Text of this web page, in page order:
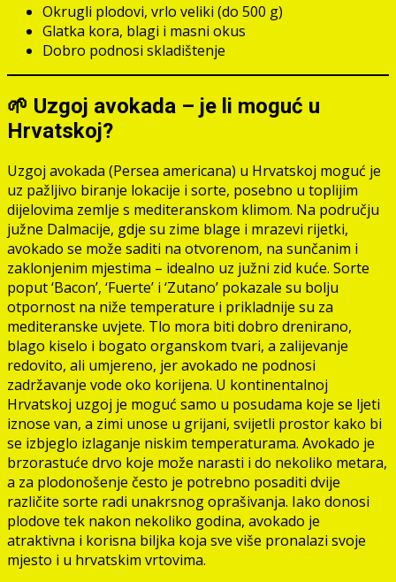
Okrugli plodovi, vrlo veliki (do 500 g)
Glatka kora, blagi i masni okus
Dobro podnosi skladištenje
🌱 Uzgoj avokada – je li moguć u
Hrvatskoj?
Uzgoj avokada (Persea americana) u Hrvatskoj moguć je
uz pažljivo biranje lokacije i sorte, posebno u toplijim
dijelovima zemlje s mediteranskom klimom. Na području
južne Dalmacije, gdje su zime blage i mrazevi rijetki,
avokado se može saditi na otvorenom, na sunčanim i
zaklonjenim mjestima – idealno uz južni zid kuće. Sorte
poput ‘Bacon’, ‘Fuerte’ i ‘Zutano’ pokazale su bolju
otpornost na niže temperature i prikladnije su za
mediteranske uvjete. Tlo mora biti dobro drenirano,
blago kiselo i bogato organskom tvari, a zalijevanje
redovito, ali umjereno, jer avokado ne podnosi
zadržavanje vode oko korijena. U kontinentalnoj
Hrvatskoj uzgoj je moguć samo u posudama koje se ljeti
iznose van, a zimi unose u grijani, svijetli prostor kako bi
se izbjeglo izlaganje niskim temperaturama. Avokado je
brzorastuće drvo koje može narasti i do nekoliko metara,
a za plodonošenje često je potrebno posaditi dvije
različite sorte radi unakrsnog oprašivanja. Iako donosi
plodove tek nakon nekoliko godina, avokado je
atraktivna i korisna biljka koja sve više pronalazi svoje
mjesto i u hrvatskim vrtovima.